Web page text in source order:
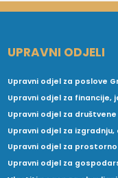
UPRAVNI ODJELI
Upravni odjel za poslove
Upravni odjel za financije,
Upravni odjel za
Upravni odjel za
Upravni odjel za
Upravni odjel za